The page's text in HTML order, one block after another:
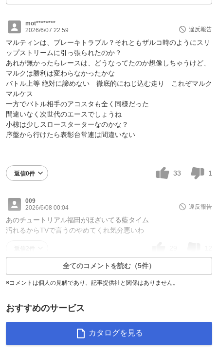
mot********
2026/6/07 22:59
違反報告
マルティンは、ブレーキトラブル？それともザルコ時のようにスリ
ップストリームに引っ張られたのか？
あれが無かったらレースは、どうなってたのか想像しちゃうけど、
マルクは勝利は変わらなかったかな
バトル上等 絶対に諦めない 徹底的にねじ込む走り これぞマルク
マルケス
一方でバトル相手のアコスタも全く同様だった
間違いなく次世代のエースでしょうね
小椋は少しスロースターターなのかな？
序盤から行けたら表彰台常連は間違いない
返信0件 33 1
009
2026/6/08 00:04
違反報告
あのチュートリアル福田がほざいてる藍タイム
汚れるからTVで言うのやめてくれ気分悪いわ
全てのコメントを読む（5件）
※コメントは個人の見解であり、記事提供社と関係はありません。
おすすめのサービス
カタログを見る